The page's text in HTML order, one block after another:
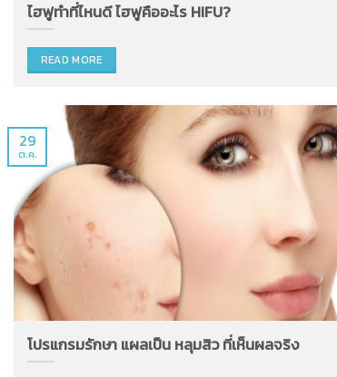
ไฮฟูทำที่ไหนดี ไฮฟูคืออะไร HIFU?
READ MORE
โปรแกรมรักษา แผลเป็น หลุมสิว ที่เห็นผลจริง
29
ต.ค.